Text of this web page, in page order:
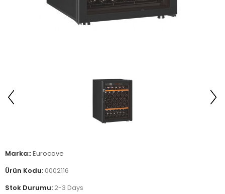
Marka::Eurocave
Ürün Kodu: 0002116
Stok Durumu: 2-3 Days